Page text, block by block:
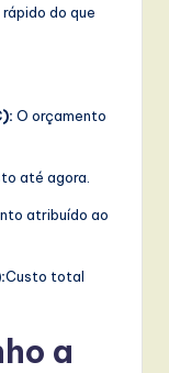
do que
O orçamento
até agora.
atribuído ao
Custo total
a